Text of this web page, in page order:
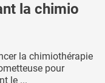
la chimio
la chimiothérapie
pour
le ...